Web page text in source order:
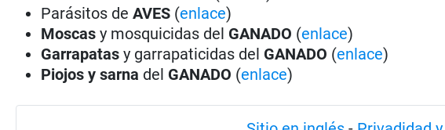
Parásitos deAVES (enlace)
Moscas y mosquicidas del GANADO (enlace)
Garrapatas y garrapaticidas del GANADO (enlace)
Piojos y sarna del GANADO (enlace)